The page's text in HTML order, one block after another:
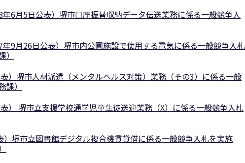
年6月5日公表）堺市口座振替収納データ伝送業務に係る一般競争入
年9月26日公表）堺市内公園施設で使用する電気に係る一般競争入札
表）堺市人材派遣（メンタルヘルス対策）業務（その3）に係る一般
）
表） 堺市立支援学校通学児童生徒送迎業務（X）に係る⼀般競争⼊札
）堺市立図書館デジタル複合機賃貸借に係る一般競争入札を実施